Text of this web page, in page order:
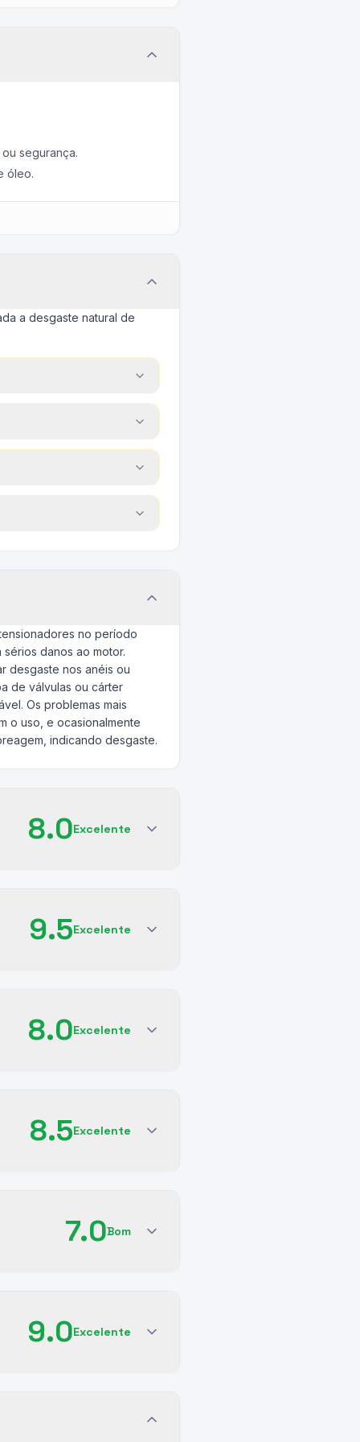
segurança.
óleo.
a desgaste natural de
no período
danos ao motor.
desgaste nos anéis ou
de válvulas ou cárter
Os problemas mais
o uso, e ocasionalmente
indicando desgaste.
8.0Excelente
9.5Excelente
8.0Excelente
8.5Excelente
7.0Bom
9.0Excelente